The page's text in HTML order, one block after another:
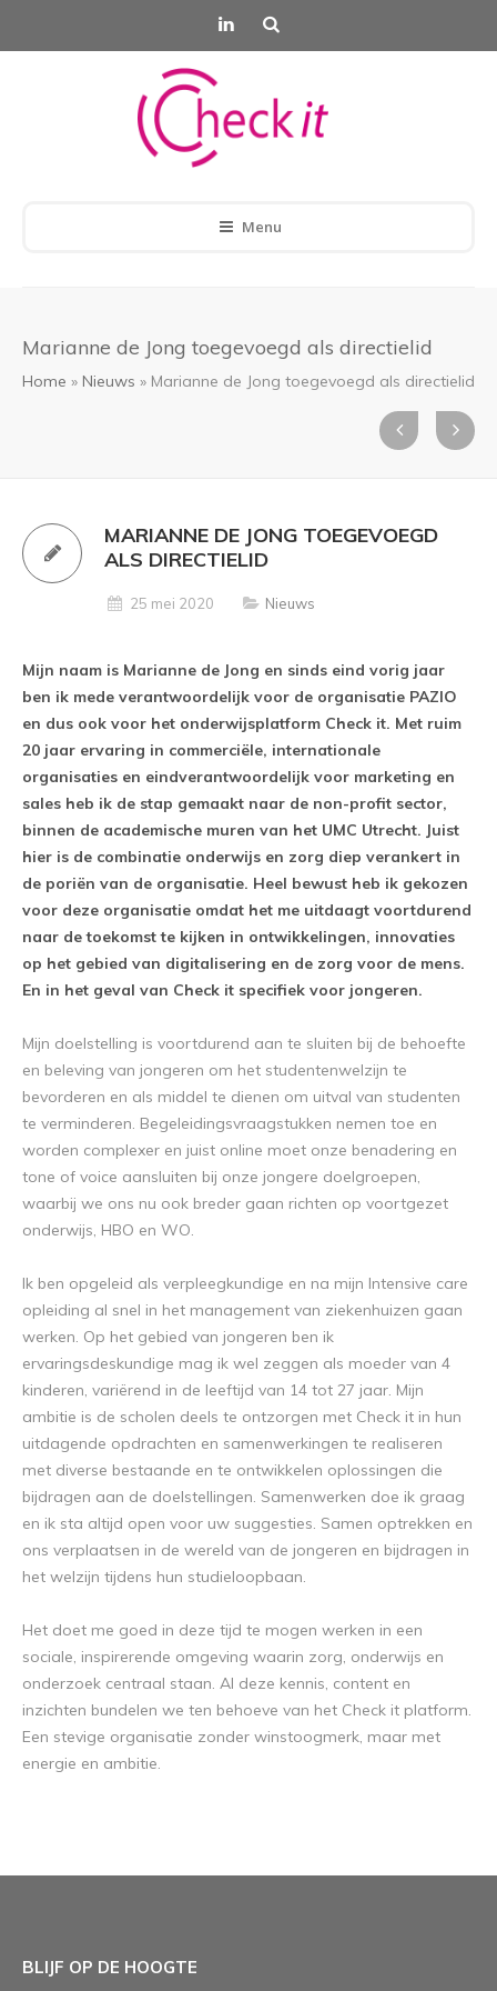
Menu
Marianne de Jong toegevoegd als directielid
Home » Nieuws » Marianne de Jong toegevoegd als directielid
MARIANNE DE JONG TOEGEVOEGD
ALS DIRECTIELID
25 mei 2020 Nieuws
Mijn naam is Marianne de Jong en sinds eind vorig jaar
ben ik mede verantwoordelijk voor de organisatie PAZIO
en dus ook voor het onderwijsplatform Check it. Met ruim
20 jaar ervaring in commerciële, internationale
organisaties en eindverantwoordelijk voor marketing en
sales heb ik de stap gemaakt naar de non-profit sector,
binnen de academische muren van het UMC Utrecht. Juist
hier is de combinatie onderwijs en zorg diep verankert in
de poriën van de organisatie. Heel bewust heb ik gekozen
voor deze organisatie omdat het me uitdaagt voortdurend
naar de toekomst te kijken in ontwikkelingen, innovaties
op het gebied van digitalisering en de zorg voor de mens.
En in het geval van Check it specifiek voor jongeren.
Mijn doelstelling is voortdurend aan te sluiten bij de behoefte
en beleving van jongeren om het studentenwelzijn te
bevorderen en als middel te dienen om uitval van studenten
te verminderen. Begeleidingsvraagstukken nemen toe en
worden complexer en juist online moet onze benadering en
tone of voice aansluiten bij onze jongere doelgroepen,
waarbij we ons nu ook breder gaan richten op voortgezet
onderwijs, HBO en WO.
Ik ben opgeleid als verpleegkundige en na mijn Intensive care
opleiding al snel in het management van ziekenhuizen gaan
werken. Op het gebied van jongeren ben ik
ervaringsdeskundige mag ik wel zeggen als moeder van 4
kinderen, variërend in de leeftijd van 14 tot 27 jaar. Mijn
ambitie is de scholen deels te ontzorgen met Check it in hun
uitdagende opdrachten en samenwerkingen te realiseren
met diverse bestaande en te ontwikkelen oplossingen die
bijdragen aan de doelstellingen. Samenwerken doe ik graag
en ik sta altijd open voor uw suggesties. Samen optrekken en
ons verplaatsen in de wereld van de jongeren en bijdragen in
het welzijn tijdens hun studieloopbaan.
Het doet me goed in deze tijd te mogen werken in een
sociale, inspirerende omgeving waarin zorg, onderwijs en
onderzoek centraal staan. Al deze kennis, content en
inzichten bundelen we ten behoeve van het Check it platform.
Een stevige organisatie zonder winstoogmerk, maar met
energie en ambitie.
BLIJF OP DE HOOGTE